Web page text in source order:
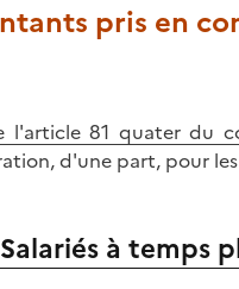
pris en
l'article 81 quater du
d'une part, pour
à temps